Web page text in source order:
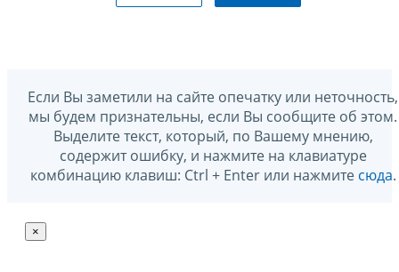
Если Вы заметили на сайте опечатку или неточность,
мы будем признательны, если Вы сообщите об этом.
Выделите текст, который, по Вашему мнению,
содержит ошибку, и нажмите на клавиатуре
комбинацию клавиш: Ctrl + Enter или нажмите сюда.
×